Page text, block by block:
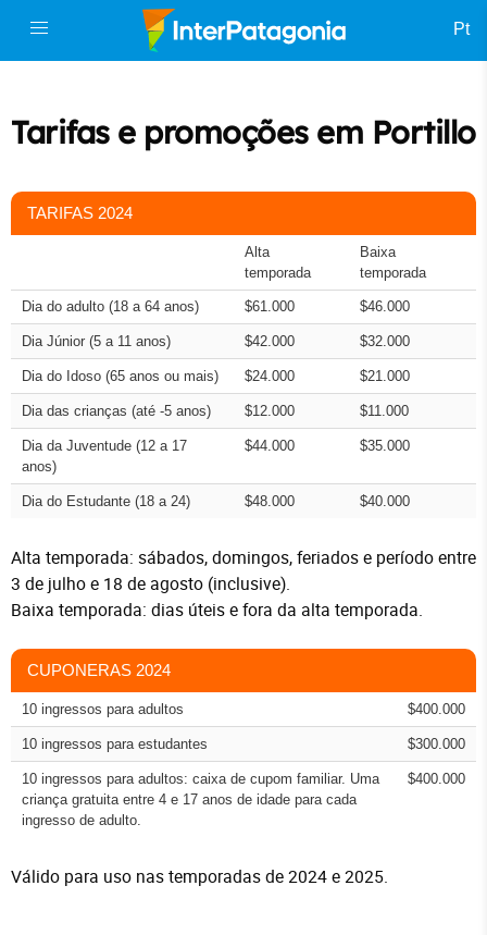
Pt
Tarifas e promoções em Portillo
TARIFAS 2024
Alta
temporada
Baixa
temporada
Dia do adulto (18 a 64 anos) $61.000 $46.000
Dia Júnior (5 a 11 anos) $42.000 $32.000
Dia do Idoso (65 anos ou mais) $24.000 $21.000
Dia das crianças (até -5 anos) $12.000 $11.000
Dia da Juventude (12 a 17
anos)
$44.000 $35.000
Dia do Estudante (18 a 24) $48.000 $40.000
Alta temporada: sábados, domingos, feriados e período entre
3 de julho e 18 de agosto (inclusive).
Baixa temporada: dias úteis e fora da alta temporada.
CUPONERAS 2024
10 ingressos para adultos $400.000
10 ingressos para estudantes $300.000
10 ingressos para adultos: caixa de cupom familiar. Uma
criança gratuita entre 4 e 17 anos de idade para cada
ingresso de adulto.
$400.000
Válido para uso nas temporadas de 2024 e 2025.